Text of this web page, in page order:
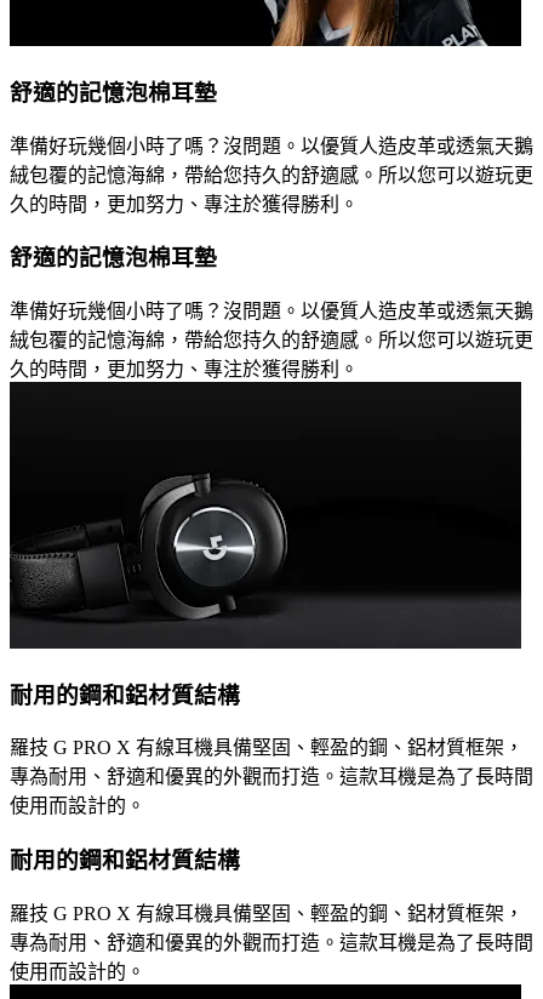
舒適的記憶泡棉耳墊
準備好玩幾個小時了嗎？沒問題。以優質人造皮革或透氣天鵝
絨包覆的記憶海綿，帶給您持久的舒適感。所以您可以遊玩更
久的時間，更加努力、專注於獲得勝利。
舒適的記憶泡棉耳墊
準備好玩幾個小時了嗎？沒問題。以優質人造皮革或透氣天鵝
絨包覆的記憶海綿，帶給您持久的舒適感。所以您可以遊玩更
久的時間，更加努力、專注於獲得勝利。
耐用的鋼和鋁材質結構
羅技 G PRO X 有線耳機具備堅固、輕盈的鋼、鋁材質框架，
專為耐用、舒適和優異的外觀而打造。這款耳機是為了長時間
使用而設計的。
耐用的鋼和鋁材質結構
羅技 G PRO X 有線耳機具備堅固、輕盈的鋼、鋁材質框架，
專為耐用、舒適和優異的外觀而打造。這款耳機是為了長時間
使用而設計的。